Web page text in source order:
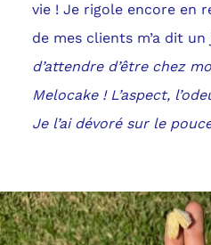
vie ! Je rigole encore en
de mes clients m’a dit un
d’attendre d’être chez
Melocake ! L’aspect,
Je l’ai dévoré sur le